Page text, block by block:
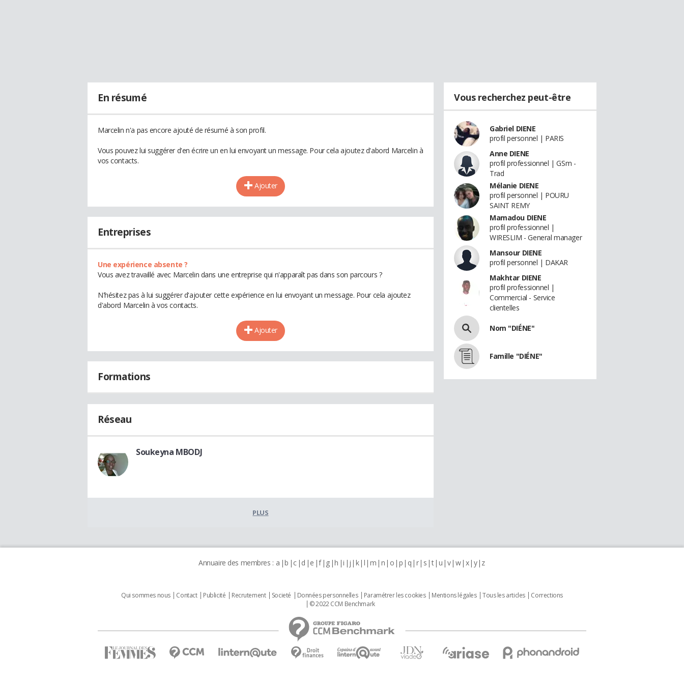
En résumé
Marcelin n'a pas encore ajouté de résumé à son profil.
Vous pouvez lui suggérer d'en écrire un en lui envoyant un message. Pour cela ajoutez d'abord Marcelin à
vos contacts.
Ajouter
Entreprises
Une expérience absente ?
Vous avez travaillé avec Marcelin dans une entreprise qui n'apparaît pas dans son parcours ?
N'hésitez pas à lui suggérer d'ajouter cette expérience en lui envoyant un message. Pour cela ajoutez
d'abord Marcelin à vos contacts.
Ajouter
Formations
Réseau
Soukeyna MBODJ
PLUS
Vous recherchez peut-être
Gabriel DIENE
profil personnel | PARIS
Anne DIENE
profil professionnel | GSm -
Trad
Mélanie DIENE
profil personnel | POURU
SAINT REMY
Mamadou DIENE
profil professionnel |
WIRESLIM - General manager
Mansour DIENE
profil personnel | DAKAR
Makhtar DIENE
profil professionnel |
Commercial - Service
clientelles
Nom "DIÉNE"
Famille "DIÉNE"
Annuaire des membres : a b c d e f g h i j k l m n o p q r s t u v w x y z
Qui sommes nous Contact Publicité Recrutement Societé Données personnelles Paramétrer les cookies Mentions légales Tous les articles
Corrections
© 2022 CCM Benchmark